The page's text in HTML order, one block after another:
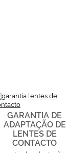
GARANTIA DE
ADAPTAÇÃO DE
LENTES DE
CONTACTO